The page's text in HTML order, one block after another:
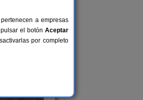
a empresas
el botón Aceptar
por completo